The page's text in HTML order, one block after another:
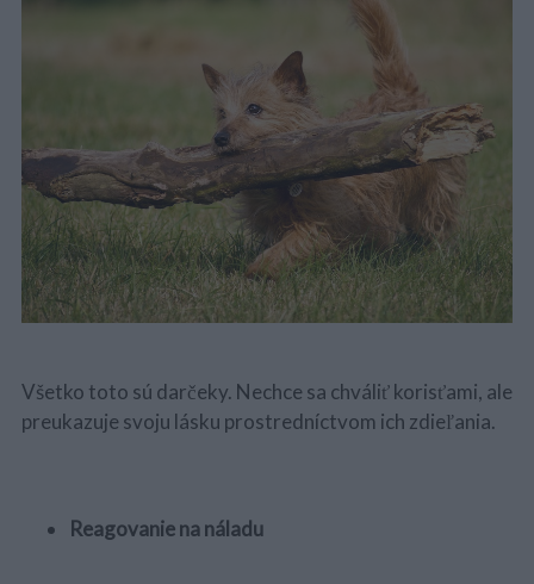
Všetko toto sú darčeky. Nechce sa chváliť korisťami, ale
preukazuje svoju lásku prostredníctvom ich zdieľania.
Reagovanie na náladu